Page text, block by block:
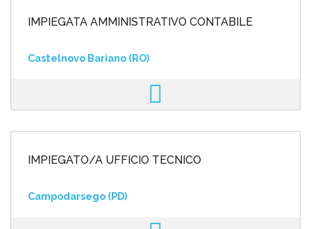
IMPIEGATA AMMINISTRATIVO CONTABILE
Castelnovo Bariano (RO)
IMPIEGATO/A UFFICIO TECNICO
Campodarsego (PD)